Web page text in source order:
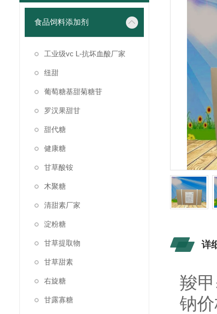
食品饲料添加剂
工业级vc L-抗坏血酸厂家
纽甜
葡萄糖基甜菊糖苷
罗汉果甜甘
甜代糖
健康糖
甘草酸铵
木聚糖
清甜素厂家
淀粉糖
甘草提取物
甘草甜素
右旋糖
甘露寡糖
详
羧
钠